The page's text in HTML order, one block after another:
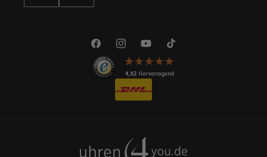
FacebookInstagramYouTubeTikTok